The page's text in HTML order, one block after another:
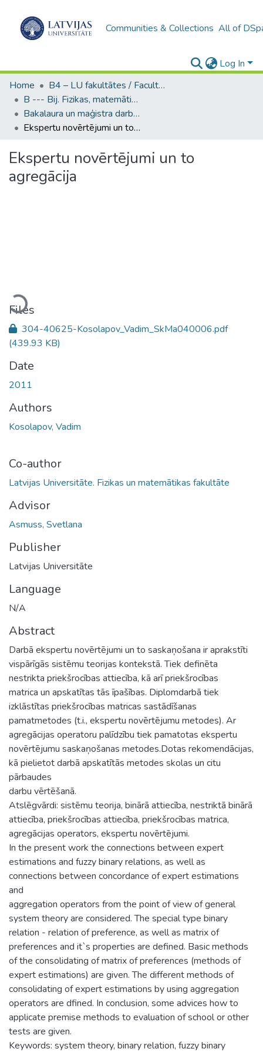
Communities & Collections All of
Log In
Home
B4 – LU fakultātes / Faculties of the UL
B --- Bij. Fizikas, matemātikas un optometrijas fakultātes studentu noslēguma darbi / Faculty of Physics, Mathematics and Optometry - Graduate works
Bakalaura un maģistra darbi (FMOF) / Bachelor's and Master's theses
Ekspertu novērtējumi un to agregācija
Ekspertu novērtējumi un to
agregācija
Loading...
Files
304-40625-Kosolapov_Vadim_SkMa040006.pdf
(439.93 KB)
Date
2011
Authors
Kosolapov, Vadim
Co-author
Latvijas Universitāte. Fizikas un matemātikas fakultāte
Advisor
Asmuss, Svetlana
Publisher
Latvijas Universitāte
Language
N/A
Abstract
Darbā ekspertu novērtējumi un to saskaņošana ir aprakstīti
vispārīgās sistēmu teorijas kontekstā. Tiek definēta
nestrikta priekšrocības attiecība, kā arī priekšrocības
matrica un apskatītas tās īpašības. Diplomdarbā tiek
izklāstītas priekšrocības matricas sastādīšanas
pamatmetodes (t.i., ekspertu novērtējumu metodes). Ar
agregācijas operatoru palīdzību tiek pamatotas ekspertu
novērtējumu saskaņošanas metodes.Dotas rekomendācijas,
kā pielietot darbā apskatītās metodes skolas un citu
pārbaudes
darbu vērtēšanā.
Atslēgvārdi: sistēmu teorija, binārā attiecība, nestriktā binārā
attiecība, priekšrocības attiecība, priekšrocības matrica,
agregācijas operators, ekspertu novērtējumi.
In the present work the connections between expert
estimations and fuzzy binary relations, as well as
connections between concordance of expert estimations
and
aggregation operators from the point of view of general
system theory are considered. The special type binary
relation - relation of preference, as well as matrix of
preferences and it`s properties are defined. Basic methods
of the consolidating of matrix of preferences (methods of
expert estimations) are given. The different methods of
consolidating of expert estimations by using aggregation
operators are dfined. In conclusion, some advices how to
applicate premise methods to evaluation of school or other
tests are given.
Keywords: system theory, binary relation, fuzzy binary